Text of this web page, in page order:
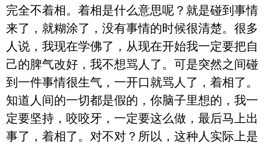
完全不着相。着相是什么意思呢？就是碰到事情
来了，就糊涂了，没有事情的时候很清楚。很多
人说，我现在学佛了，从现在开始我一定要把自
己的脾气改好，我不想骂人了。可是突然之间碰
到一件事情很生气，一开口就骂人了，着相了。
知道人间的一切都是假的，你脑子里想的，我一
定要坚持，咬咬牙，一定要这么做，最后马上出
事了，着相了。对不对？所以，这种人实际上是